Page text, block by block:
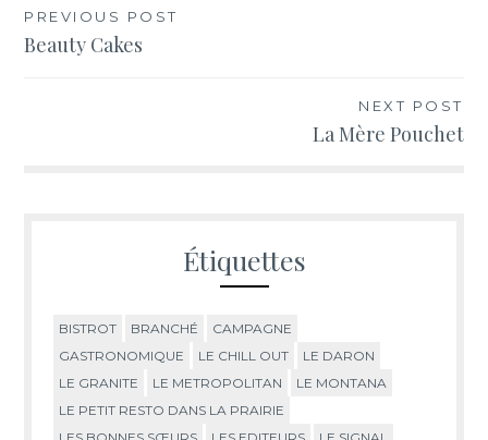
Navigation
de
PREVIOUS POST
Beauty Cakes
NEXT POST
La Mère Pouchet
Étiquettes
BISTROT BRANCHÉ
CAMPAGNE
GASTRONOMIQUE
LE CHILL OUT
LE DARON
LE GRANITE
LE METROPOLITAN
LE MONTANA
LE PETIT RESTO DANS LA PRAIRIE